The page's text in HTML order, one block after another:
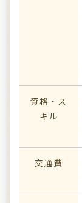
資格・ス
キル
交通費